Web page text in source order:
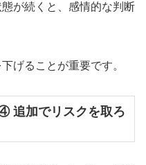
が続くと、感情的な判断
げることが重要です。
追加でリスクを取ろ